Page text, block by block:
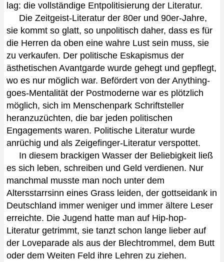
lag: die vollständige Entpolitisierung der Literatur.
Die Zeitgeist-Literatur der 80er und 90er-Jahre,
sie kommt so glatt, so unpolitisch daher, dass es für
die Herren da oben eine wahre Lust sein muss, sie
zu verkaufen. Der politische Eskapismus der
ästhetischen Avantgarde wurde gehegt und gepflegt,
wo es nur möglich war. Befördert von der Anything-
goes-Mentalität der Postmoderne war es plötzlich
möglich, sich im Menschenpark Schriftsteller
heranzuzüchten, die bar jeden politischen
Engagements waren. Politische Literatur wurde
anrüchig und als Zeigefinger-Literatur verspottet.
In diesem brackigen Wasser der Beliebigkeit ließ
es sich leben, schreiben und Geld verdienen. Nur
manchmal musste man noch unter dem
Altersstarrsinn eines Grass leiden, der gottseidank in
Deutschland immer weniger und immer ältere Leser
erreichte. Die Jugend hatte man auf Hip-hop-
Literatur getrimmt, sie tanzt schon lange lieber auf
der Loveparade als aus der Blechtrommel, dem Butt
oder dem Weiten Feld ihre Lehren zu ziehen.